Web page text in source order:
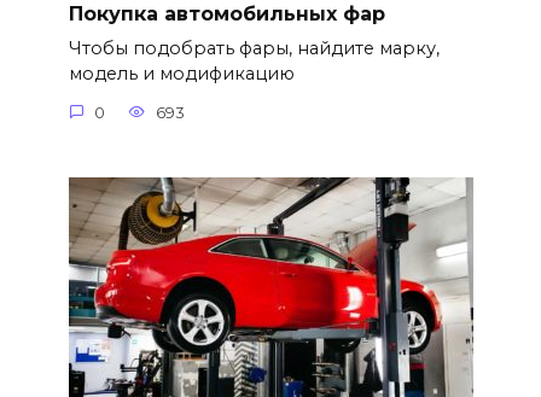
Покупка автомобильных фар
Чтобы подобрать фары, найдите марку,
модель и модификацию
0 693